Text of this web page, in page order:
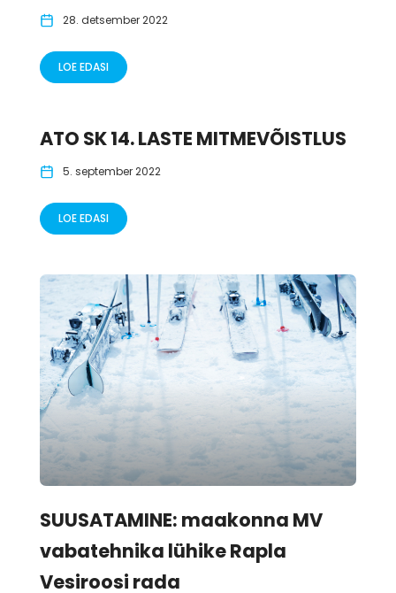
28. detsember 2022
LOE EDASI
ATO SK 14. LASTE MITMEVÕISTLUS
5. september 2022
LOE EDASI
SUUSATAMINE: maakonna MV
vabatehnika lühike Rapla
Vesiroosi rada